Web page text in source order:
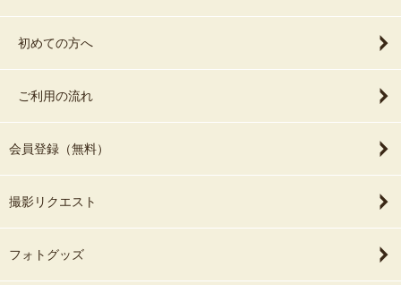
初めての方へ
ご利用の流れ
会員登録（無料）
撮影リクエスト
フォトグッズ